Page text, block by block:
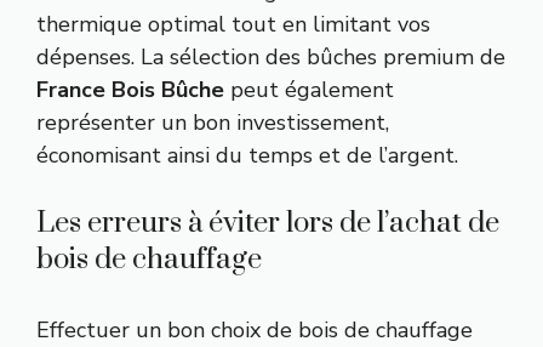
thermique optimal tout en limitant vos
dépenses. La sélection des bûches premium de
France Bois Bûche peut également
représenter un bon investissement,
économisant ainsi du temps et de l’argent.
Les erreurs à éviter lors de l’achat de
bois de chauffage
Effectuer un bon choix de bois de chauffage